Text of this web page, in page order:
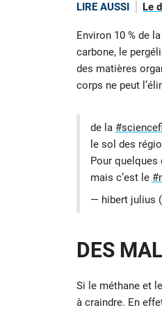
LIRE AUSSI Le
Environ 10 % de
carbone, le
des matières
corps ne peut
de la
le sol des
Pour quelques
mais c’est le
— hibert julius
DES
Si le méthane et
à craindre. En